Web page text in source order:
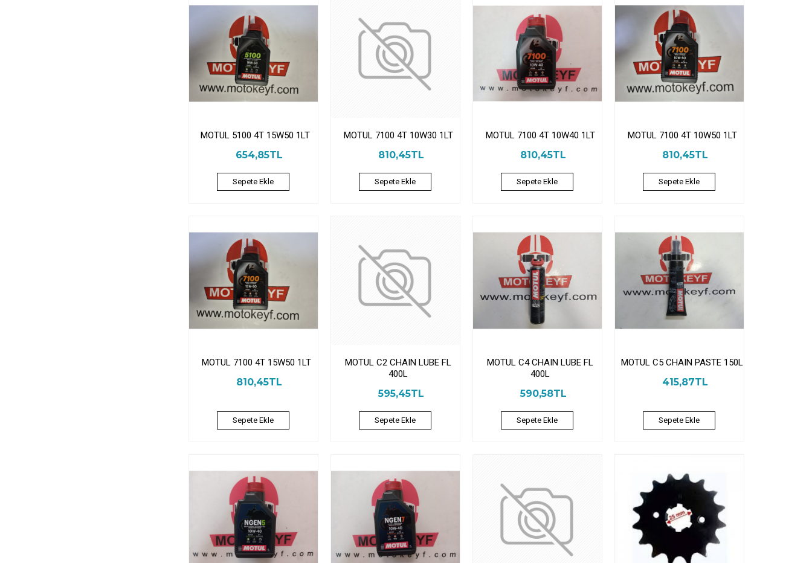
MOTUL 5100 4T 15W50 1LT
654,85TL
Sepete Ekle
MOTUL 7100 4T 10W30 1LT
810,45TL
Sepete Ekle
MOTUL 7100 4T 10W40 1LT
810,45TL
Sepete Ekle
MOTUL 7100 4T 10W50 1LT
810,45TL
Sepete Ekle
MOTUL 7100 4T 15W50 1LT
810,45TL
Sepete Ekle
MOTUL C2 CHAIN LUBE FL
400L
595,45TL
Sepete Ekle
MOTUL C4 CHAIN LUBE FL
400L
590,58TL
Sepete Ekle
MOTUL C5 CHAIN PASTE 150L
415,87TL
Sepete Ekle